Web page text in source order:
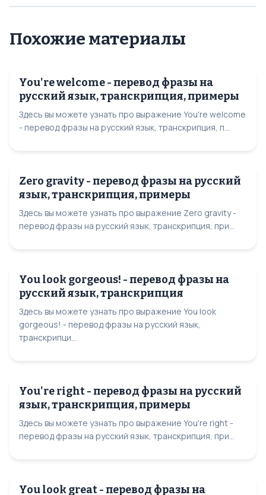
Похожие материалы
You're welcome - перевод фразы на
русский язык, транскрипция, примеры
Здесь вы можете узнать про выражение You're welcome
- перевод фразы на русский язык, транскрипция, п...
Zero gravity - перевод фразы на русский
язык, транскрипция, примеры
Здесь вы можете узнать про выражение Zero gravity -
перевод фразы на русский язык, транскрипция, при...
You look gorgeous! - перевод фразы на
русский язык, транскрипция
Здесь вы можете узнать про выражение You look
gorgeous! - перевод фразы на русский язык,
транскрипци...
You're right - перевод фразы на русский
язык, транскрипция, примеры
Здесь вы можете узнать про выражение You're right -
перевод фразы на русский язык, транскрипция, при...
You look great - перевод фразы на